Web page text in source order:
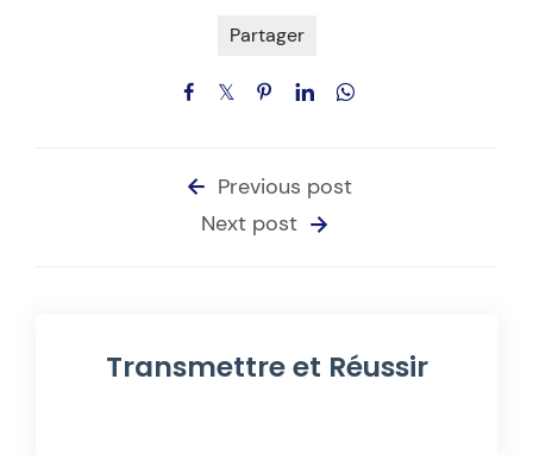
Partager
Previous post
Next post
Transmettre et Réussir